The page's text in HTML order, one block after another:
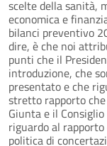
scelte della sanità,
economica e
bilanci preventivo
dire, è che noi
punti che il
introduzione, che
presentato e che
stretto rapporto
Giunta e il
riguardo al
politica di